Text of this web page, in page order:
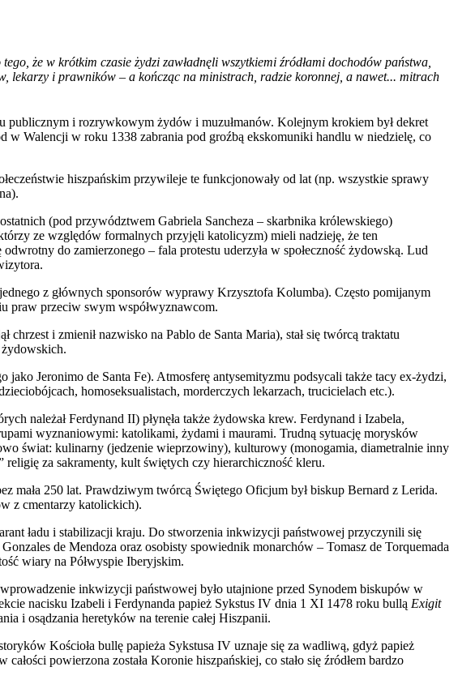
tego, że w krótkim czasie żydzi zawładnęli wszytkiemi źródłami dochodów państwa,
lekarzy i prawników – a kończąc na ministrach, radzie koronnej, a nawet... mitrach
publicznym i rozrywkowym żydów i muzułmanów. Kolejnym krokiem był dekret
w Walencji w roku 1338 zabrania pod groźbą ekskomuniki handlu w niedzielę, co
hiszpańskim przywileje te funkcjonowały od lat (np. wszystkie sprawy
(pod przywództwem Gabriela Sancheza – skarbnika królewskiego)
ze względów formalnych przyjęli katolicyzm) mieli nadzieję, że ten
do zamierzonego – fala protestu uderzyła w społeczność żydowską. Lud
z głównych sponsorów wyprawy Krzysztofa Kolumba). Często pomijanym
praw przeciw swym współwyznawcom.
i zmienił nazwisko na Pablo de Santa Maria), stał się twórcą traktatu
Jeronimo de Santa Fe). Atmosferę antysemityzmu podsycali także tacy ex-żydzi,
homoseksualistach, morderczych lekarzach, trucicielach etc.).
należał Ferdynand II) płynęła także żydowska krew. Ferdynand i Izabela,
wyznaniowymi: katolikami, żydami i maurami. Trudną sytuację morysków
świat: kulinarny (jedzenie wieprzowiny), kulturowy (monogamia, diametralnie inny
za sakramenty, kult świętych czy hierarchiczność kleru.
mała 250 lat. Prawdziwym twórcą Świętego Oficjum był biskup Bernard z Lerida.
z cmentarzy katolickich).
ładu i stabilizacji kraju. Do stworzenia inkwizycji państwowej przyczynili się
de Mendoza oraz osobisty spowiednik monarchów – Tomasz de Torquemada
wiary na Półwyspie Iberyjskim.
inkwizycji państwowej było utajnione przed Synodem biskupów w
nacisku Izabeli i Ferdynanda papież Sykstus IV dnia 1 XI 1478 roku bullą Exigit
i osądzania heretyków na terenie całej Hiszpanii.
Kościoła bullę papieża Sykstusa IV uznaje się za wadliwą, gdyż papież
powierzona została Koronie hiszpańskiej, co stało się źródłem bardzo